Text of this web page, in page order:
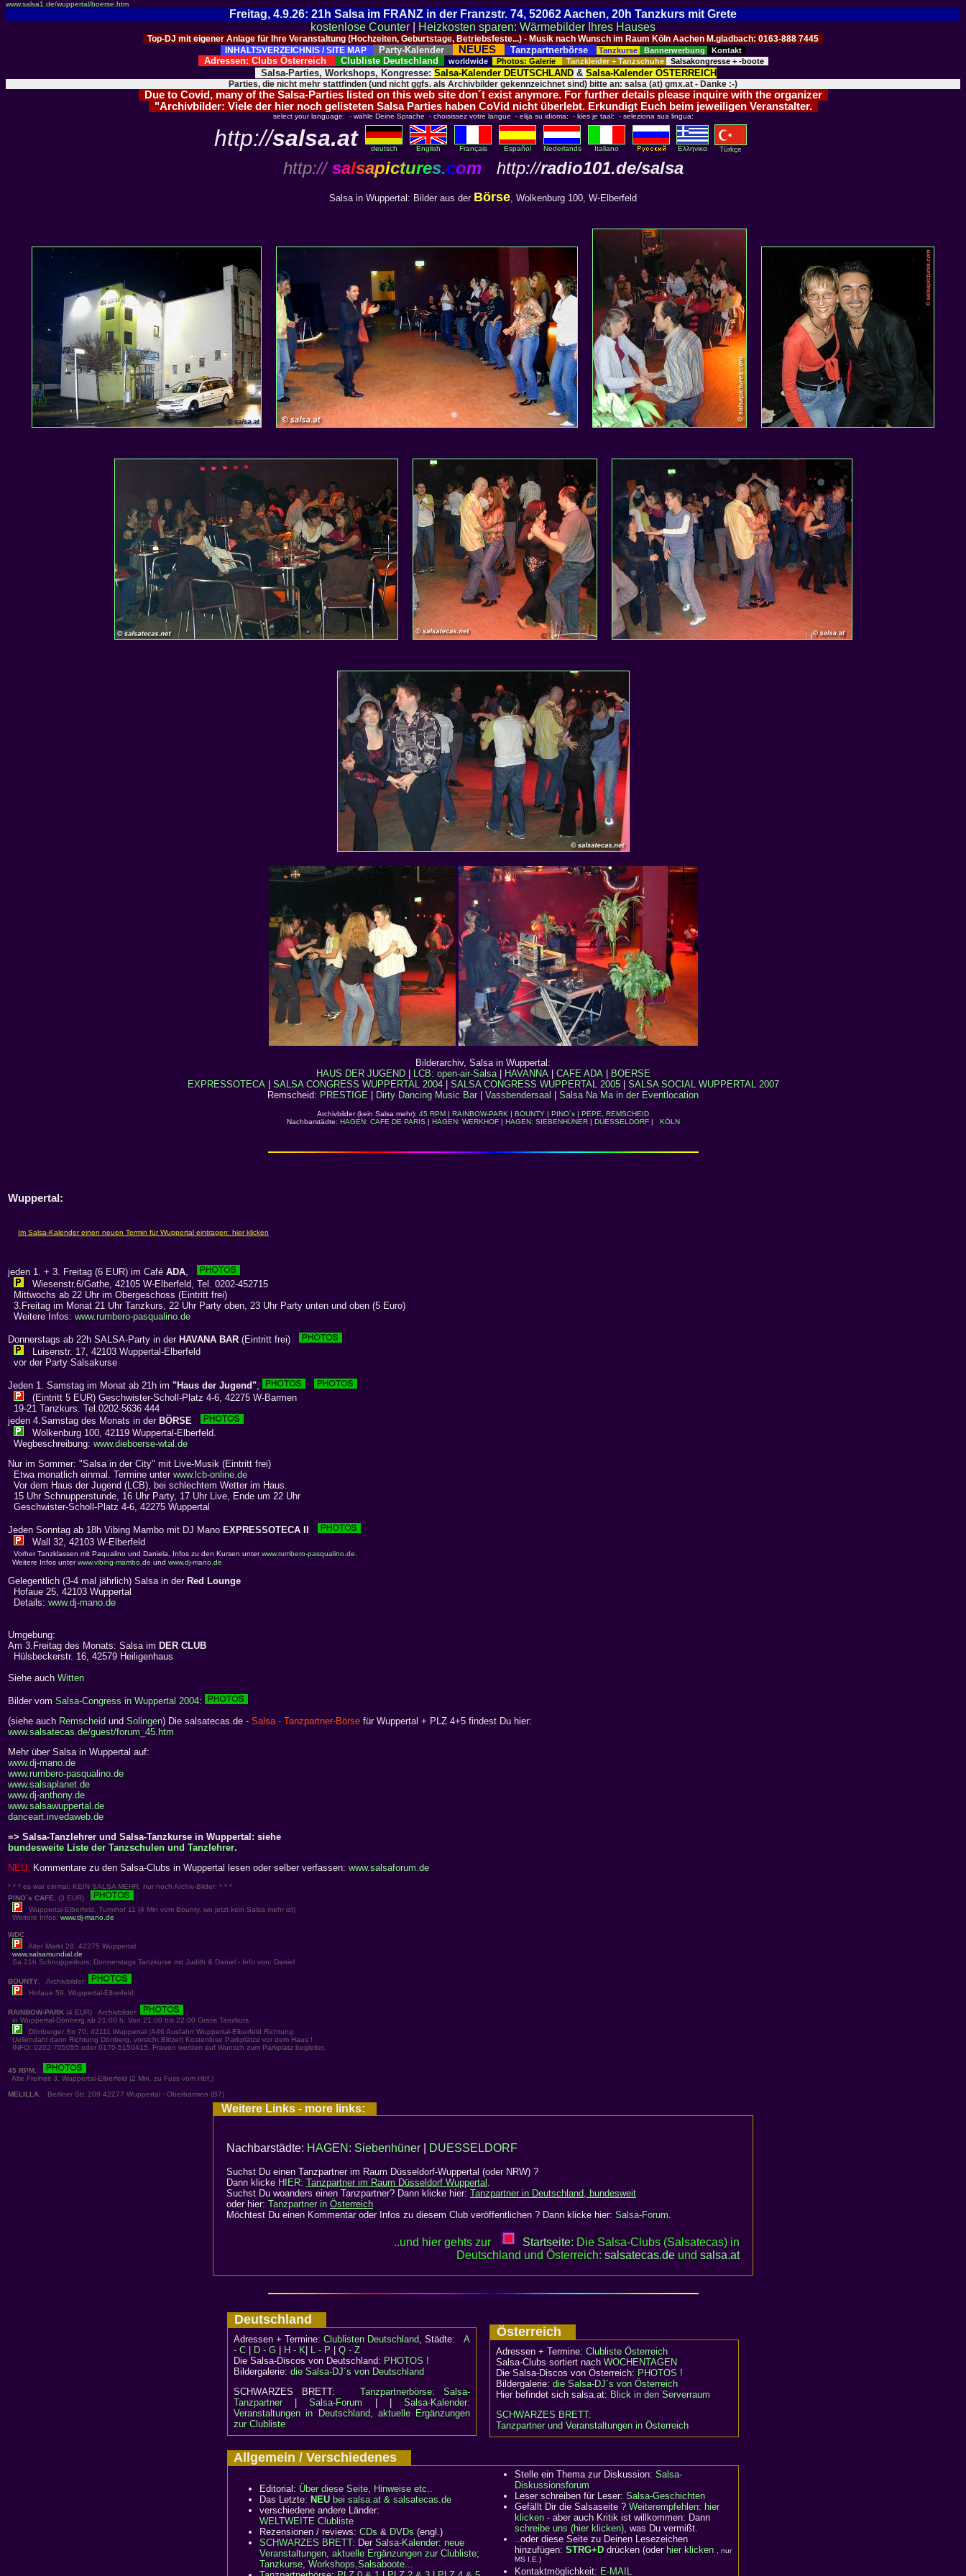
www.salsa1.de/wuppertal/boerse.htm
Freitag, 4.9.26: 21h Salsa im FRANZ in der Franzstr. 74, 52062 Aachen, 20h Tanzkurs mit Grete
kostenlose Counter
Heizkosten sparen: Wärmebilder Ihres Hauses
Top-DJ mit eigener Anlage für Ihre Veranstaltung (Hochzeiten, Geburtstage, Betriebsfeste...) - Musik nach Wunsch im Raum Köln Aachen M.gladbach: 0163-888 7445
INHALTSVERZEICHNIS / SITE MAP
Party-Kalender NEUES Tanzpartnerbörse Tanzkurse Bannerwerbung Kontakt
Adressen: Clubs Österreich Clubliste Deutschland worldwide Photos: Galerie Tanzkleider + Tanzschuhe Salsakongresse + -boote
Salsa-Parties, Workshops, Kongresse: Salsa-Kalender DEUTSCHLAND & Salsa-Kalender ÖSTERREICH
Parties, die nicht mehr stattfinden (und nicht ggfs. als Archivbilder gekennzeichnet sind) bitte an: salsa (at) gmx.at - Danke :-)
Due to Covid, many of the Salsa-Parties listed on this web site don´t exist anymore. For further details please inquire with the organizer
"Archivbilder: Viele der hier noch gelisteten Salsa Parties haben CoVid nicht überlebt. Erkundigt Euch beim jeweiligen Veranstalter.
select your language: - wähle Deine Sprache - choisissez votre langue - elija su idioma: - kies je taal: - seleziona sua lingua:
http://salsa.at deutsch English Français Español Nederlands Italiano Eλληνικα Türkçe
http:// salsapictures.com http://radio101.de/salsa
Salsa in Wuppertal: Bilder aus der Börse, Wolkenburg 100, W-Elberfeld
Bilderarchiv, Salsa in Wuppertal:
HAUS DER JUGEND| LCB: open-air-Salsa| HAVANNA| CAFE ADA|
BOERSE
EXPRESSOTECA| SALSA CONGRESS WUPPERTAL 2004| SALSA CONGRESS WUPPERTAL 2005| SALSA SOCIAL WUPPERTAL 2007
Remscheid: PRESTIGE Dirty Dancing Music Bar| Vassbendersaal Salsa Na Ma in der Eventlocation
Archivbilder (kein Salsa mehr): 45 RPM | RAINBOW-PARK | BOUNTY | PINO´s | PEPE, REMSCHEID
Nachbarstädte: HAGEN: CAFE DE PARIS| HAGEN: WERKHOF| HAGEN: SIEBENHÜNER| DUESSELDORF| KÖLN
Wuppertal:
jeden 1. + 3. Freitag (6 EUR) im Café ADA,
Wiesenstr.6/Gathe, 42105 W-Elberfeld, Tel. 0202-452715
Mittwochs ab 22 Uhr im Obergeschoss (Eintritt frei)
3.Freitag im Monat 21 Uhr Tanzkurs, 22 Uhr Party oben, 23 Uhr Party unten und oben (5 Euro)
Weitere Infos: www.rumbero-pasqualino.de
Donnerstags ab 22h SALSA-Party in der HAVANA BAR (Eintritt frei)
Luisenstr. 17, 42103 Wuppertal-Elberfeld
vor der Party Salsakurse
Jeden 1. Samstag im Monat ab 21h im "Haus der Jugend",
(Eintritt 5 EUR) Geschwister-Scholl-Platz 4-6, 42275 W-Barmen
19-21 Tanzkurs. Tel.0202-5636 444
jeden 4.Samstag des Monats in der BÖRSE
Wolkenburg 100, 42119 Wuppertal-Elberfeld.
Wegbeschreibung: www.dieboerse-wtal.de
Nur im Sommer: "Salsa in der City" mit Live-Musik (Eintritt frei)
Etwa monatlich einmal. Termine unter www.lcb-online.de
Vor dem Haus der Jugend (LCB), bei schlechtem Wetter im Haus.
15 Uhr Schnupperstunde, 16 Uhr Party, 17 Uhr Live, Ende um 22 Uhr
Geschwister-Scholl-Platz 4-6, 42275 Wuppertal
Jeden Sonntag ab 18h Vibing Mambo mit DJ Mano EXPRESSOTECA II
Wall 32, 42103 W-Elberfeld
Vorher Tanzklassen mit Paqualino und Daniela, Infos zu den Kursen unterwww.rumbero-pasqualino.de.
Weitere Infos unterwww.vibing-mambo.de und www.dj-mano.de
Gelegentlich (3-4 mal jährlich) Salsa in der Red Lounge
Hofaue 25, 42103 Wuppertal
Details: www.dj-mano.de
Umgebung:
Am 3.Freitag des Monats: Salsa im DER CLUB
Hülsbeckerstr. 16, 42579 Heiligenhaus
Siehe auch Witten
Bilder vom Salsa-Congress in Wuppertal 2004:
(siehe auch Remscheid und Solingen) Die salsatecas.de - Salsa - Tanzpartner-Börse für Wuppertal + PLZ 4+5 findest Du hier:
www.salsatecas.de/guest/forum_45.htm
Mehr über Salsa in Wuppertal auf:
www.dj-mano.de
www.rumbero-pasqualino.de
www.salsaplanet.de
www.dj-anthony.de
www.salsawuppertal.de
danceart.invedaweb.de
=> Salsa-Tanzlehrer und Salsa-Tanzkurse in Wuppertal: siehe
bundesweite Liste der Tanzschulen und Tanzlehrer.
NEU: Kommentare zu den Salsa-Clubs in Wuppertal lesen oder selber verfassen: www.salsaforum.de
* * * es war einmal: KEIN SALSA MEHR, nur noch Archiv-Bilder: * * *
PINO´s CAFE, (3 EUR)
Wuppertal-Elberfeld, Turmhof 11 (4 Min vom Bounty, wo jetzt kein Salsa mehr ist)
Weitere Infos: www.dj-mano.de
WDC
Alter Markt 28, 42275 Wuppertal
www.salsamundial.de
Sa 21h Schnupperkurs; Donnerstags Tanzkurse mit Judith & Daniel - Info von: Daniel
BOUNTY, Archivbilder:
Hofaue 59, Wuppertal-Elberfeld;
RAINBOW-PARK (4 EUR) Archivbilder:
in Wuppertal-Dönberg ab 21:00 h. Von 21:00 bis 22:00 Gratis Tanzkurs.
Dönberger Str 70, 42111 Wuppertal (A46 Ausfahrt Wuppertal-Elberfeld Richtung
Uellendahl dann Richtung Dönberg, vorsicht Blitzer) Kostenlose Parkplätze vor dem Haus !
INFO: 0202-705055 oder 0170-5150415. Frauen werden auf Wunsch zum Parkplatz begleitet.
45 RPM,
Alte Freiheit 3, Wuppertal-Elberfeld (2 Min. zu Fuss vom Hbf.)
MELILLA, Berliner Str. 209 42277 Wuppertal - Oberbarmen (B7)
Weitere Links - more links:
Nachbarstädte: HAGEN: Siebenhüner DUESSELDORF
Suchst Du einen Tanzpartner im Raum Düsseldorf-Wuppertal (oder NRW) ?
Dann klicke HIER: Tanzpartner im Raum Düsseldorf Wuppertal .
Suchst Du woanders einen Tanzpartner? Dann klicke hier: Tanzpartner in Deutschland, bundesweit
oder hier: Tanzpartner in Österreich
Möchtest Du einen Kommentar oder Infos zu diesem Club veröffentlichen ? Dann klicke hier: Salsa-Forum.
..und hier gehts zur Startseite: Die Salsa-Clubs (Salsatecas) in
Deutschland und Österreich: salsatecas.de und salsa.at
Deutschland
Adressen + Termine: Clublisten Deutschland, Städte: A
- C
D - G H - K L - P
Q - Z
Die Salsa-Discos von Deutschland: PHOTOS !
Bildergalerie: die Salsa-DJ´s von Deutschland
SCHWARZES BRETT:Tanzpartnerbörse: Salsa-
Tanzpartner|Salsa-Forum | |Salsa-Kalender:
Veranstaltungen in Deutschland, aktuelle Ergänzungen
zur Clubliste
Österreich
Adressen + Termine: Clubliste Österreich
Salsa-Clubs sortiert nach WOCHENTAGEN
Die Salsa-Discos von Österreich: PHOTOS !
Bildergalerie: die Salsa-DJ´s von Österreich
Hier befindet sich salsa.at: Blick in den Serverraum
SCHWARZES BRETT:
Tanzpartner und Veranstaltungen in Österreich
Allgemein / Verschiedenes
Editorial: Über diese Seite, Hinweise etc..
Das Letzte: NEU bei salsa.at & salsatecas.de
verschiedene andere Länder:
WELTWEITE Clubliste
Rezensionen / reviews: CDs & DVDs (engl.)
SCHWARZES BRETT: Der Salsa-Kalender: neue
Veranstaltungen, aktuelle Ergänzungen zur Clubliste;
Tanzkurse, Workshops,Salsaboote...
Stelle ein Thema zur Diskussion: Salsa-
Diskussionsforum
Leser schreiben für Leser: Salsa-Geschichten
Gefällt Dir die Salsaseite ? Weiterempfehlen: hier
klicken - aber auch Kritik ist willkommen: Dann
schreibe uns (hier klicken), was Du vermißt.
..oder diese Seite zu Deinen Lesezeichen
hinzufügen: STRG+D drücken (oder hier klicken , nur
MS I.E.)
Kontaktmöglichkeit: E-MAIL